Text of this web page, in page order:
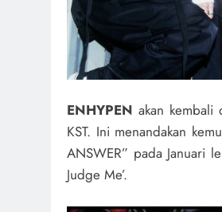
ENHYPEN akan kembali
KST. Ini menandakan
ANSWER” pada Januari
Judge Me’.